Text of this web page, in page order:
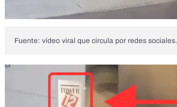
Fuente: vídeo viral que circula por redes sociales.